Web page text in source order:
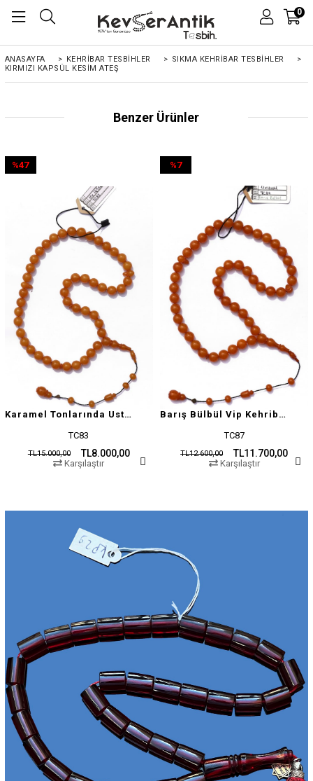
0
ANASAYFA > KEHRIBAR TESBIHLER > SIKMA KEHRİBAR TESBİHLER
>
KIRMIZI KAPSÜL KESIM ATEŞ
Benzer Ürünler
Karamel Tonlarında Usta İşçilikli Tesbih
TC83
TL8.000,00
TL15.000,00
%47
Karşılaştır
Barış Bülbül Vip Kehribar Tesbih
TC87
TL11.700,00
TL12.600,00
%7
Karşılaştır